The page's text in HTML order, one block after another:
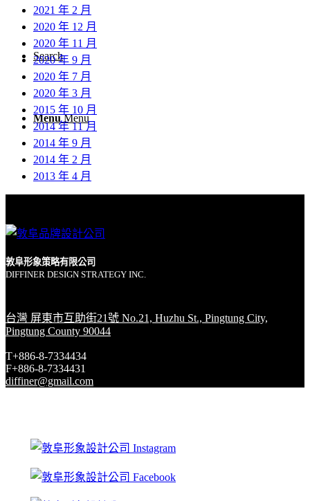
Search
Menu Menu
2021 年 2 月
2020 年 12 月
2020 年 11 月
2020 年 9 月
2020 年 7 月
2020 年 3 月
2015 年 10 月
2014 年 11 月
2014 年 9 月
2014 年 2 月
2013 年 4 月
敦阜形象策略有限公司
DIFFINER DESIGN STRATEGY INC.
台灣 屏東市互助街21號 No.21, Huzhu St., Pingtung City,
Pingtung County 90044
T+886-8-7334434
F+886-8-7334431
diffiner@gmail.com